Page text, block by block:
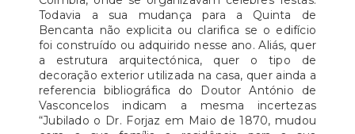
Todavia a sua mudança para a Quinta de
Bencanta não explicita ou clarifica se o edifício
foi construído ou adquirido nesse ano. Aliás, quer
a estrutura arquitectónica, quer o tipo de
decoração exterior utilizada na casa, quer ainda a
referencia bibliográfica do Doutor António de
Vasconcelos indicam a mesma incertezas
“Jubilado o Dr. Forjaz em Maio de 1870, mudou